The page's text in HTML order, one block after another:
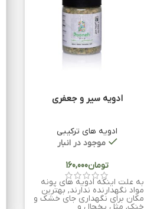
ادویه سیر و جعفری
ادویه های ترکیبی
موجود در انبار
تومان
به علت اینکه ادویه های پونه
مواد نگهدارنده ندارند, بهترین
مکان برای نگهداری جای خشک و
خنک, مثل یخچال و